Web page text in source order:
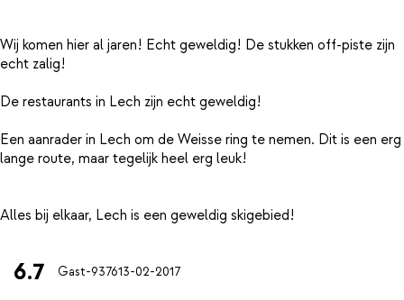
Wij komen hier al jaren! Echt geweldig! De stukken off-piste zijn
echt zalig!
De restaurants in Lech zijn echt geweldig!
Een aanrader in Lech om de Weisse ring te nemen. Dit is een erg
lange route, maar tegelijk heel erg leuk!
6.7 Gast-937613-02-2017